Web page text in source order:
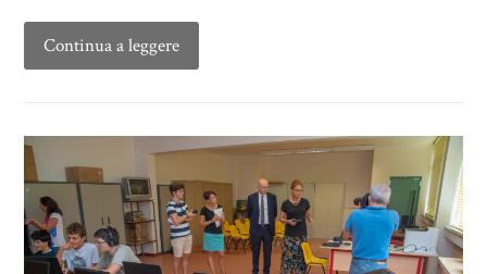
Continua a leggere